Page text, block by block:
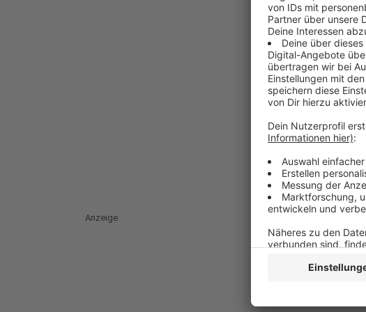
Anzeige